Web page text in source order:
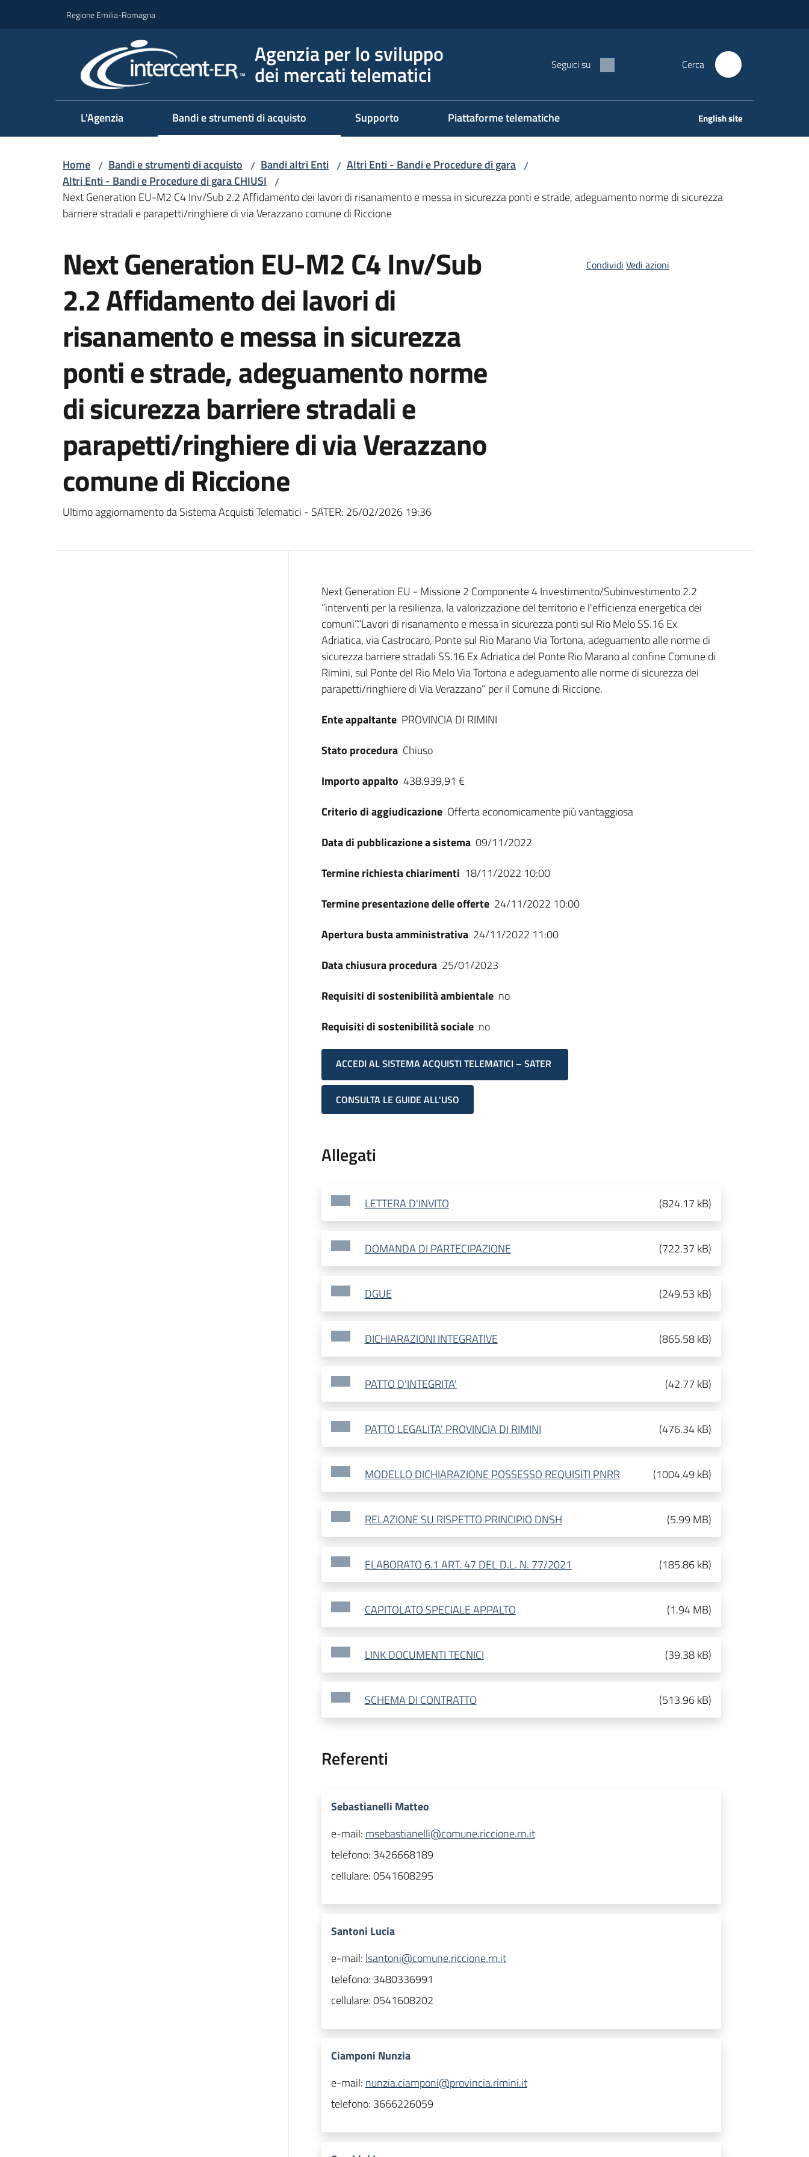
Regione Emilia-Romagna
Agenzia per lo sviluppo
dei mercati telematici Seguici su Cerca
L'Agenzia Bandi e strumenti di acquisto Supporto Piattaforme telematiche English site
Home / Bandi e strumenti di acquisto / Bandi altri Enti / Altri Enti - Bandi e Procedure di gara /
Altri Enti - Bandi e Procedure di gara CHIUSI /
Next Generation EU-M2 C4 Inv/Sub 2.2 Affidamento dei lavori di risanamento e messa in sicurezza ponti e strade, adeguamento norme di sicurezza
barriere stradali e parapetti/ringhiere di via Verazzano comune di Riccione
Next Generation EU-M2 C4 Inv/Sub
2.2 Affidamento dei lavori di
risanamento e messa in sicurezza
ponti e strade, adeguamento norme
di sicurezza barriere stradali e
parapetti/ringhiere di via Verazzano
comune di Riccione
Ultimo aggiornamento da Sistema Acquisti Telematici - SATER: 26/02/2026 19:36
Condividi Vedi azioni
Dati del bando
Next Generation EU - Missione 2 Componente 4 Investimento/Subinvestimento 2.2
“interventi per la resilienza, la valorizzazione del territorio e l'efficienza energetica dei
comuni”.“Lavori di risanamento e messa in sicurezza ponti sul Rio Melo SS.16 Ex
Adriatica, via Castrocaro, Ponte sul Rio Marano Via Tortona, adeguamento alle norme di
sicurezza barriere stradali SS.16 Ex Adriatica del Ponte Rio Marano al confine Comune di
Rimini, sul Ponte del Rio Melo Via Tortona e adeguamento alle norme di sicurezza dei
parapetti/ringhiere di Via Verazzano” per il Comune di Riccione.
Ente appaltante PROVINCIA DI RIMINI
Stato procedura Chiuso
Importo appalto 438.939,91 €
Criterio di aggiudicazione Offerta economicamente più vantaggiosa
Data di pubblicazione a sistema 09/11/2022
Termine richiesta chiarimenti 18/11/2022 10:00
Termine presentazione delle offerte 24/11/2022 10:00
Apertura busta amministrativa 24/11/2022 11:00
Data chiusura procedura 25/01/2023
Requisiti di sostenibilità ambientale no
Requisiti di sostenibilità sociale no
ACCEDI AL SISTEMA ACQUISTI TELEMATICI – SATER
CONSULTA LE GUIDE ALL'USO
Allegati
LETTERA D'INVITO (824.17 kB)
DOMANDA DI PARTECIPAZIONE (722.37 kB)
DGUE (249.53 kB)
DICHIARAZIONI INTEGRATIVE (865.58 kB)
PATTO D'INTEGRITA' (42.77 kB)
PATTO LEGALITA' PROVINCIA DI RIMINI (476.34 kB)
MODELLO DICHIARAZIONE POSSESSO REQUISITI PNRR (1004.49 kB)
RELAZIONE SU RISPETTO PRINCIPIO DNSH (5.99 MB)
ELABORATO 6.1 ART. 47 DEL D.L. N. 77/2021 (185.86 kB)
CAPITOLATO SPECIALE APPALTO (1.94 MB)
LINK DOCUMENTI TECNICI (39.38 kB)
SCHEMA DI CONTRATTO (513.96 kB)
Referenti
Sebastianelli Matteo
e-mail: msebastianelli@comune.riccione.rn.it
telefono: 3426668189
cellulare:0541608295
Santoni Lucia
e-mail: lsantoni@comune.riccione.rn.it
telefono: 3480336991
cellulare:0541608202
Ciamponi Nunzia
e-mail: nunzia.ciamponi@provincia.rimini.it
telefono: 3666226059